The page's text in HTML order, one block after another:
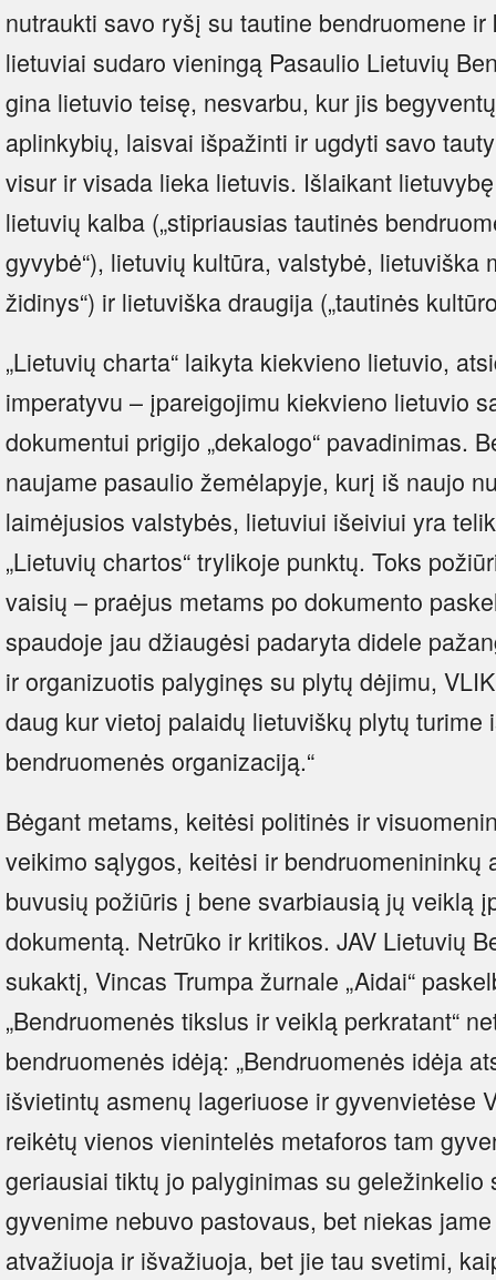
nutraukti savo ryšį su tautine bendruomene
lietuviai sudaro vieningą Pasaulio Lietuvių
gina lietuvio teisę, nesvarbu, kur jis
aplinkybių, laisvai išpažinti ir ugdyti savo
visur ir visada lieka lietuvis. Išlaikant
lietuvių kalba („stipriausias tautinės
gyvybė“), lietuvių kultūra, valstybė, lietuviška
židinys“) ir lietuviška draugija („tautinės
„Lietuvių charta“ laikyta kiekvieno lietuvio,
imperatyvu – įpareigojimu kiekvieno lietuvio
dokumentui prigijo „dekalogo“ pavadinimas.
naujame pasaulio žemėlapyje, kurį iš naujo
laimėjusios valstybės, lietuviui išeiviui yra
„Lietuvių chartos“ trylikoje punktų. Toks
vaisių – praėjus metams po dokumento
spaudoje jau džiaugėsi padaryta didele
ir organizuotis palyginęs su plytų dėjimu,
daug kur vietoj palaidų lietuviškų plytų turime
bendruomenės organizaciją.“
Bėgant metams, keitėsi politinės ir
veikimo sąlygos, keitėsi ir bendruomenininkų
buvusių požiūris į bene svarbiausią jų veiklą
dokumentą. Netrūko ir kritikos. JAV Lietuvių
sukaktį, Vincas Trumpa žurnale „Aidai“
„Bendruomenės tikslus ir veiklą perkratant“
bendruomenės idėją: „Bendruomenės idėja
išvietintų asmenų lageriuose ir gyvenvietėse
reikėtų vienos vienintelės metaforos tam
geriausiai tiktų jo palyginimas su geležinkelio
gyvenime nebuvo pastovaus, bet niekas
atvažiuoja ir išvažiuoja, bet jie tau svetimi,